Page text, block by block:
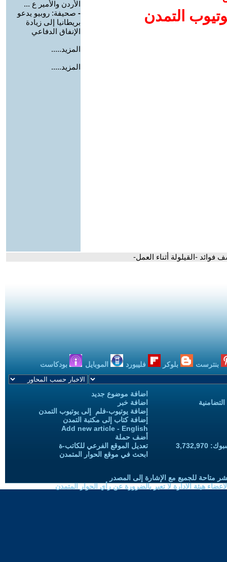
التمدن
الأردن والأمير ع ...
- صحيفة: روبيو يدعو
بريطانيا إلى زيادة
الإنفاق الدفاعي
المزيد.....
المزيد.....
بنترست بلوكر فليبورد الموبايل بودكاست
اضافة موضوع جديد
اضافة خبر
إضافة يوتيوب-فلم إلى يوتيوب التمدن
إضافة كتاب إلى مكتبة التمدن
Add new article - English
أضف حملة
تعديل الموقع الفرعي للكاتب-ة
ابحث في موقع الحوار المتمدن
متاحة للجميع مع الإشارة إلى المصدر
هيئة الادارة لا تعبر بالضرورة عن رأي الحوار المتمدن